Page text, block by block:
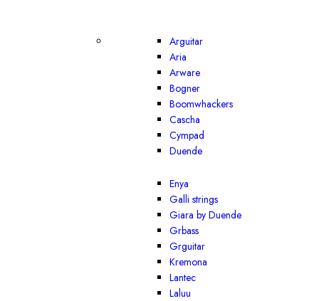
Arguitar
Aria
Arware
Bogner
Boomwhackers
Cascha
Cympad
Duende
Enya
Galli strings
Giara by Duende
Grbass
Grguitar
Kremona
Lantec
Laluu